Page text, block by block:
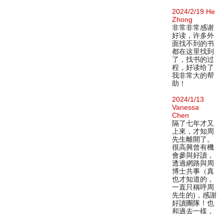
2024/2/19 He
Zhong
非常非常感谢
好读，许多外
面找不到的书
都在这里找到
了，找书的过
程，好读给了
我非常大的帮
助！
2024/1/13
Vanessa
Chen
隔了七年才又
上來，才知周
先生離開了。
很高興曾有機
會參與好讀，
透過網路與周
博士共事（真
也才知道的，
一直只稱呼周
先生的)，感謝
好讀團隊！也
和過去一樣，